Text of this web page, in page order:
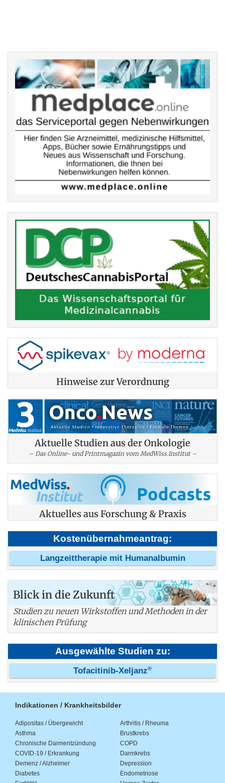
Hinweise zur Verordnung
Aktuelle Studien aus der Onkologie
– Das Online- und Printmagazin vom MedWiss.Institut –
Aktuelles aus Forschung & Praxis
Kostenübernahmeantrag:
Langzeittherapie mit Humanalbumin
Blick in die Zukunft
Studien zu neuen Wirkstoffen und Methoden in der
klinischen Prüfung
Ausgewählte Studien zu:
Tofacitinib-Xeljanz®
Indikationen / Krankheitsbilder
Adipositas / Übergewicht
Arthritis / Rheuma
Asthma
Brustkrebs
Chronische Darmentzündung
COPD
COVID-19 / Erkrankung
Darmkrebs
Demenz / Alzheimer
Depression
Diabetes
Endometriose